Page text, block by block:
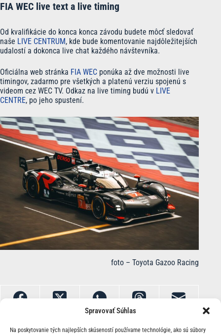
Spravovať Súhlas
Na poskytovanie tých najlepších skúseností používame technológie, ako sú súbory
FIA WEC live text a live timing
Od kvalifikácie do konca konca závodu budete môcť sledovať
naše LIVE CENTRUM, kde bude komentovanie najdôležitejších
udalostí a dokonca live chat každého návštevníka.
Oficiálna web stránka FIA WEC ponúka až dve možnosti live
timingov, zadarmo pre všetkých a platenú verziu spojenú s
videom cez WEC TV. Odkaz na live timing budú v LIVE
CENTRE, po jeho spustení.
foto – Toyota Gazoo Racing